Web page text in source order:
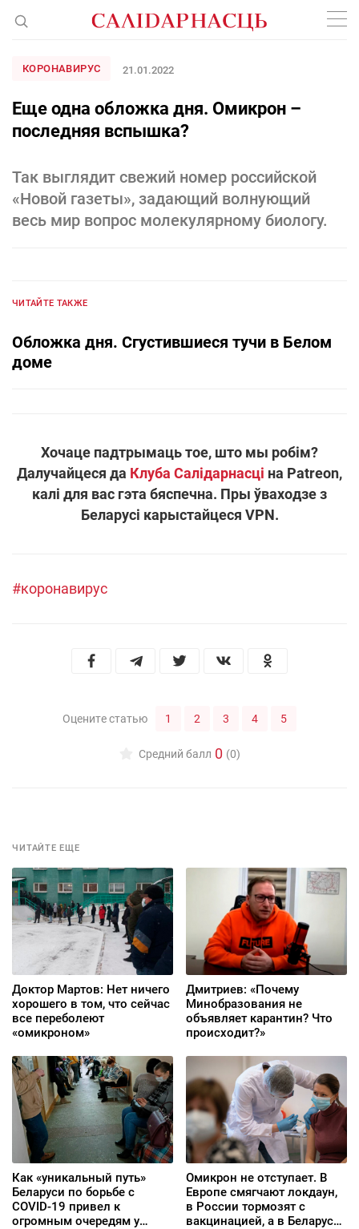
КОРОНАВИРУС 21.01.2022
Еще одна обложка дня. Омикрон –
последняя вспышка?
Так выглядит свежий номер российской
«Новой газеты», задающий волнующий
весь мир вопрос молекулярному биологу.
ЧИТАЙТЕ ТАКЖЕ
Обложка дня. Сгустившиеся тучи в Белом
доме
Хочаце падтрымаць тое, што мы робім?
Далучайцеся да Клуба Салідарнасці на Patreon,
калі для вас гэта бяспечна. Пры ўваходзе з
Беларусі карыстайцеся VPN.
#коронавирус
Оцените статью 1 2 3 4 5
Средний балл 0 (0)
ЧИТАЙТЕ ЕЩЕ
Доктор Мартов: Нет ничего
хорошего в том, что сейчас
все переболеют
«омикроном»
Дмитриев: «Почему
Минобразования не
объявляет карантин? Что
происходит?»
Как «уникальный путь»
Беларуси по борьбе с
COVID-19 привел к
огромным очередям у
Омикрон не отступает. В
Европе смягчают локдаун,
в России тормозят с
вакцинацией, а в Беларуси